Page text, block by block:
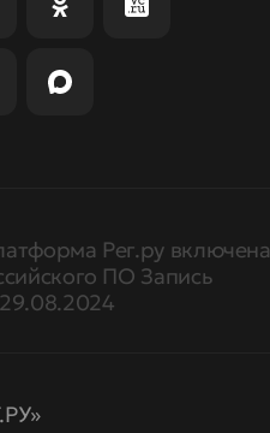
Рег.ру включена
ПО Запись